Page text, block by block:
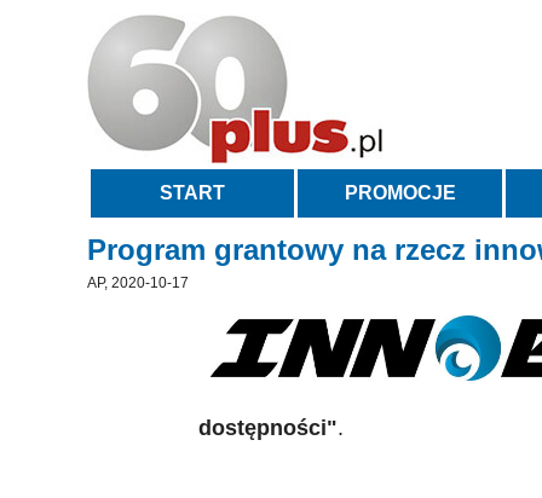
START PROMOCJE
Program grantowy na rzecz
AP, 2020-10-17
dostępności".